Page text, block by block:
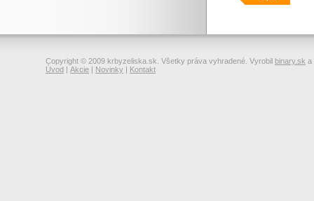
Copyright © 2009 krbyzeliska.sk. Všetky práva vyhradené. Vyrobil binary.sk a
Úvod | Akcie | Novinky | Kontakt